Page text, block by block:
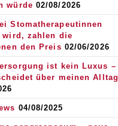
würde 02/08/2026
Stomatherapeutinnen
wird, zahlen die
den Preis 02/06/2026
ist kein Luxus –
über meinen Alltag
04/08/2025